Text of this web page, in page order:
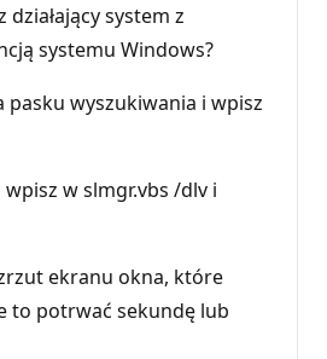
działający system z
systemu Windows?
pasku wyszukiwania i wpisz
w slmgr.vbs /dlv i
ekranu okna, które
to potrwać sekundę lub